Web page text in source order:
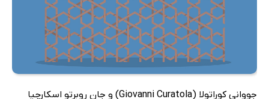
جووانی کوراتولا (Giovanni Curatola) و جان روبرتو اسکارچیا